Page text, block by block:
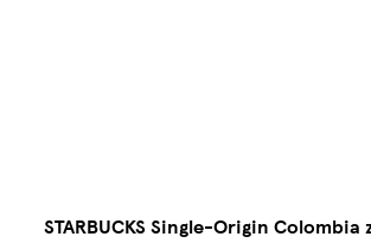
STARBUCKS Single-Origin